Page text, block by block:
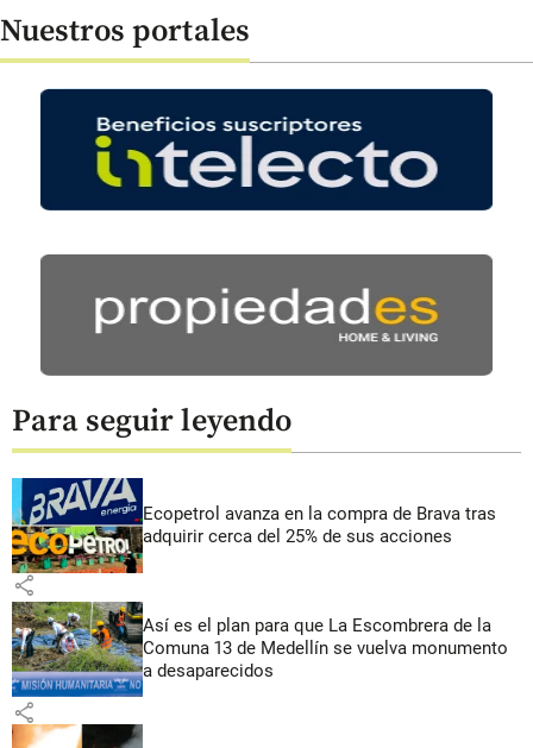
Nuestros portales
Para seguir leyendo
Ecopetrol avanza en la compra de Brava tras
adquirir cerca del 25% de sus acciones
share
Así es el plan para que La Escombrera de la
Comuna 13 de Medellín se vuelva monumento
a desaparecidos
share